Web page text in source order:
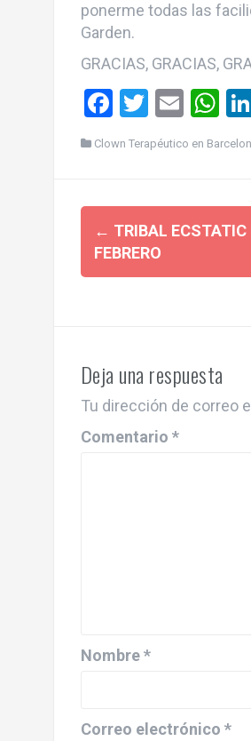
ponerme todas las
Garden.
GRACIAS, GRACIAS,
F
o
o
k
T
wi
tt
E
m
W
A
p
p
Clown Terapéutico en
Post
navigation
← TRIBAL
FEBRERO
Deja una respuesta
Tu dirección de correo
Comentario *
Nombre*
Correo electrónico *